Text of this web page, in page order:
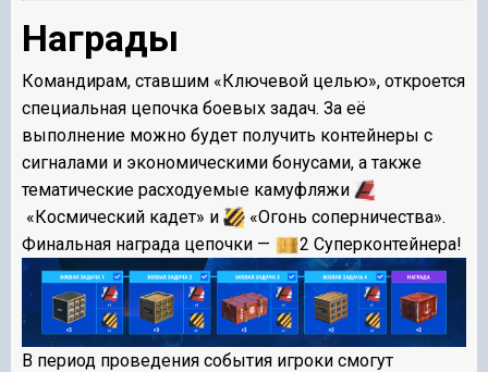
Награды
Командирам, ставшим «Ключевой целью», откроется
специальная цепочка боевых задач. За её
выполнение можно будет получить контейнеры с
сигналами и экономическими бонусами, а также
тематические расходуемые камуфляжи
«Космический кадет» и
«Огонь соперничества».
Финальная награда цепочки —
2 Суперконтейнера!
В период проведения события игроки смогут